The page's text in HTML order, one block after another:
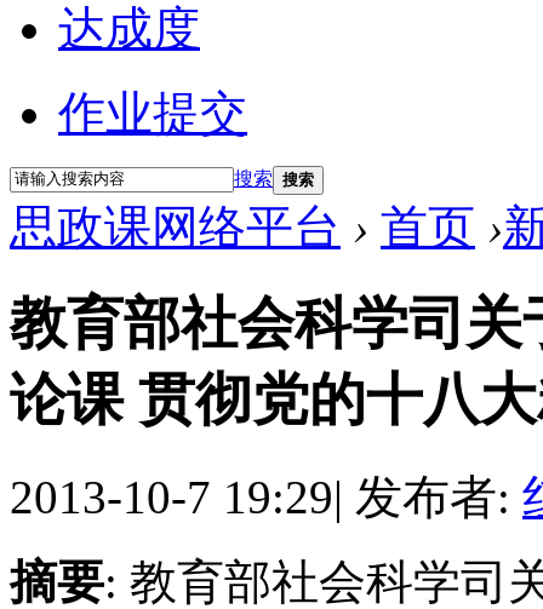
达成度
作业提交
搜索 搜索
思政课网络平台 › 首页 ›
教育部社会科学司
论课 贯彻党的十八
2013-10-7 19:29| 发布者:
摘要: 教育部社会科学司